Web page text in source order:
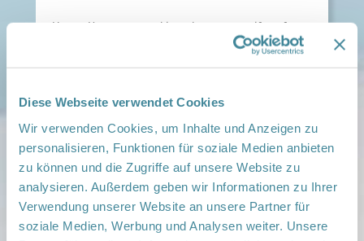
Diese Webseite verwendet Cookies
Wir verwenden Cookies, um Inhalte und Anzeigen zu
personalisieren, Funktionen für soziale Medien anbieten
zu können und die Zugriffe auf unsere Website zu
analysieren. Außerdem geben wir Informationen zu Ihrer
Verwendung unserer Website an unsere Partner für
soziale Medien, Werbung und Analysen weiter. Unsere
Um zu Hause besser klarzukommen, helfen oft
schon einfache Sachen. Zum Beispiel mit den
Kindern gemeinsam neue Dinge erleben und Spaß
bewusst zu überlegen: Was brauche ich? Was
braucht mein Kind? Wie kann ich die Zeit gut
einteilen? Wie schaffe ich es, wieder
zuversichtlicher zu sein?
Das Nationale Zentrum Frühe Hilfen (NZFH) hat
dazu viele Ideen und Anregungen für Familien
zusammengestellt. Diese sind in Zusammenarbeit
mit der Deutschen Gesellschaft für Systemische